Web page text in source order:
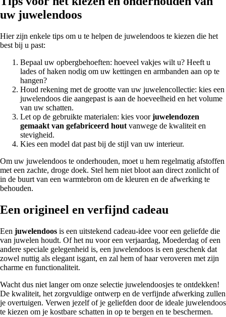
uw juwelendoos
Hier zijn enkele tips om u te helpen de juwelendoos te kiezen die het
best bij u past:
Bepaal uw opbergbehoeften: hoeveel vakjes wilt u? Heeft u
lades of haken nodig om uw kettingen en armbanden aan op te
hangen?
Houd rekening met de grootte van uw juwelencollectie: kies een
juwelendoos die aangepast is aan de hoeveelheid en het volume
van uw schatten.
Let op de gebruikte materialen: kies voorjuwelendozen
gemaakt van gefabriceerd hout vanwege de kwaliteit en
stevigheid.
Kies een model dat past bij de stijl van uw interieur.
Om uw juwelendoos te onderhouden, moet u hem regelmatig afstoffen
met een zachte, droge doek. Stel hem niet bloot aan direct zonlicht of
in de buurt van een warmtebron om de kleuren en de afwerking te
behouden.
Een origineel en verfijnd cadeau
Een juwelendoos is een uitstekend cadeau-idee voor een geliefde die
van juwelen houdt. Of het nu voor een verjaardag, Moederdag of een
andere speciale gelegenheid is, een juwelendoos is een geschenk dat
zowel nuttig als elegant isgant, en zal hem of haar veroveren met zijn
charme en functionaliteit.
Wacht dus niet langer om onze selectie juwelendoosjes te ontdekken!
De kwaliteit, het zorgvuldige ontwerp en de verfijnde afwerking zullen
je overtuigen. Verwen jezelf of je geliefden door de ideale juwelendoos
te kiezen om je kostbare schatten in op te bergen en te beschermen.